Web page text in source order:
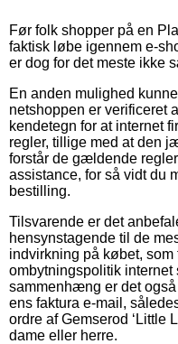
Før folk shopper på en
faktisk løbe igennem e-
er dog for det meste ikke
En anden mulighed
netshoppen er verificeret
kendetegn for at internet
regler, tillige med at den
forstår de gældende
assistance, for så vidt du
bestilling.
Tilsvarende er det
hensynstagende til de
indvirkning på købet,
ombytningspolitik internet
sammenhæng er det
ens faktura e-mail,
ordre af Gemserod ‘Little
dame eller herre.